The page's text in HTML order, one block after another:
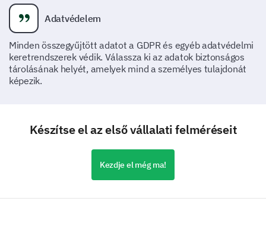
Adatvédelem
Minden összegyűjtött adatot a GDPR és egyéb adatvédelmi
keretrendszerek védik. Válassza ki az adatok biztonságos
tárolásának helyét, amelyek mind a személyes tulajdonát
képezik.
Készítse el az első vállalati felméréseit
Kezdje el még ma!